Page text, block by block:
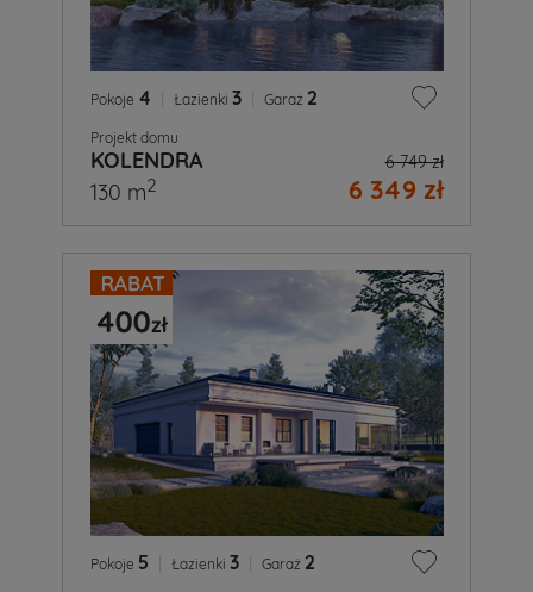
Pokoje 4 Łazienki 3 Garaż 2
Projekt domu
KOLENDRA 6 749 zł
6 349 zł
130 m2
Pokoje 5 Łazienki 3 Garaż 2